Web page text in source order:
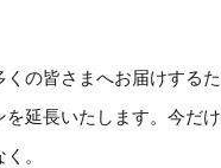
くの皆さまへお届けする
を延長いたします。今だ
。